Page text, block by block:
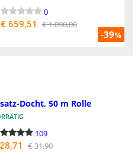
-39%
0
€ 659,51 € 1.090,00
Docht, 50 m Rolle
109
€ 31,90